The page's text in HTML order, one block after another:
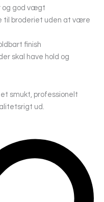
og god vægt
til broderiet uden at være
finish
skal have hold og
smukt, professionelt
ud.